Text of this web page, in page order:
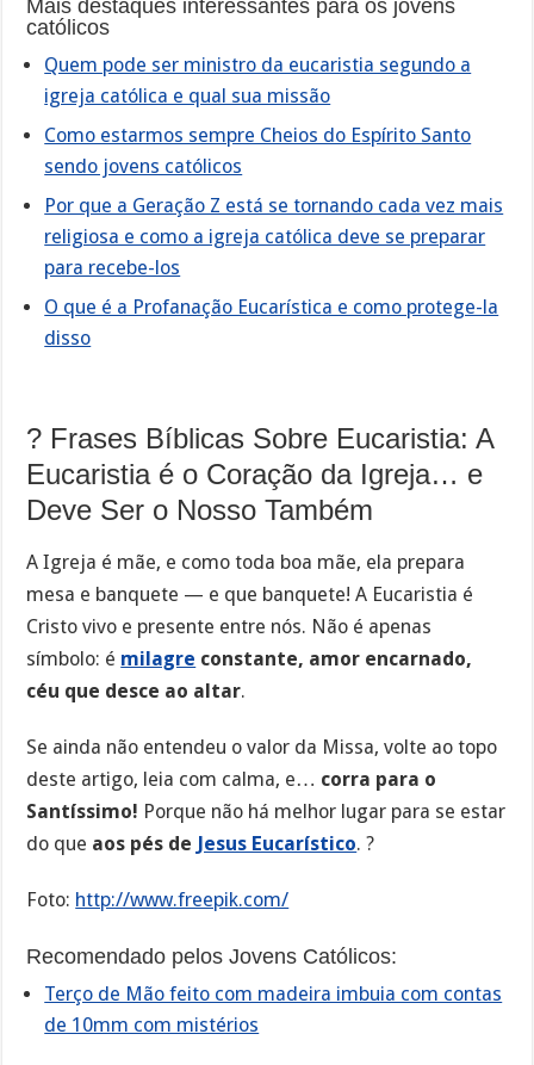
Mais destaques interessantes para os jovens
católicos
Quem pode ser ministro da eucaristia segundo a
igreja católica e qual sua missão
Como estarmos sempre Cheios do Espírito Santo
sendo jovens católicos
Por que a Geração Z está se tornando cada vez mais
religiosa e como a igreja católica deve se preparar
para recebe-los
O que é a Profanação Eucarística e como protege-la
disso
? Frases Bíblicas Sobre Eucaristia: A
Eucaristia é o Coração da Igreja… e
Deve Ser o Nosso Também
A Igreja é mãe, e como toda boa mãe, ela prepara
mesa e banquete — e que banquete! A Eucaristia é
Cristo vivo e presente entre nós. Não é apenas
símbolo: é milagre constante, amor encarnado,
céu que desce ao altar.
Se ainda não entendeu o valor da Missa, volte ao topo
deste artigo, leia com calma, e… corra para o
Santíssimo! Porque não há melhor lugar para se estar
do que aos pés de Jesus Eucarístico. ?
Foto: http://www.freepik.com/
Recomendado pelos Jovens Católicos:
Terço de Mão feito com madeira imbuia com contas
de 10mm com mistérios